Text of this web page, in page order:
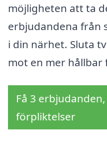
möjligheten att ta
erbjudandena från
i din närhet. Sluta
mot en mer hållbar
Få 3
förpliktelser